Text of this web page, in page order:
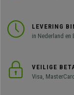
LEVERING
in Nederland en
VEILIGE
Visa,